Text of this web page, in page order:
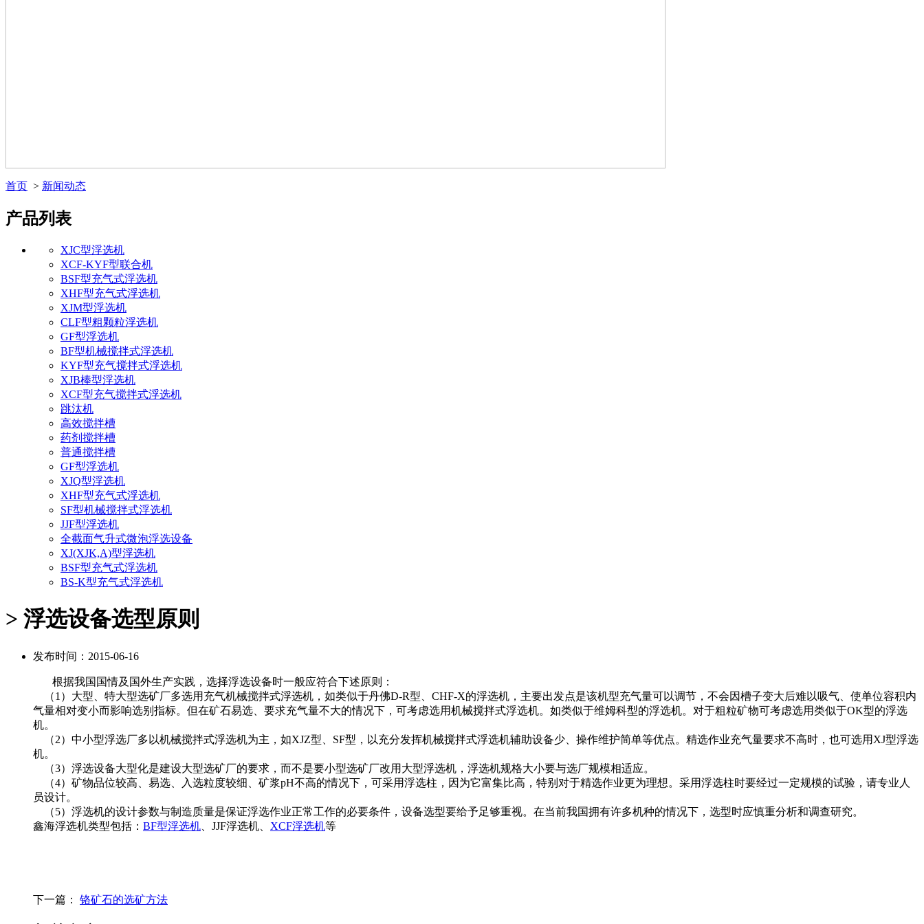
首页 > 新闻动态
产品列表
XJC型浮选机
XCF-KYF型联合机
BSF型充气式浮选机
XHF型充气式浮选机
XJM型浮选机
CLF型粗颗粒浮选机
GF型浮选机
BF型机械搅拌式浮选机
KYF型充气搅拌式浮选机
XJB棒型浮选机
XCF型充气搅拌式浮选机
跳汰机
高效搅拌槽
药剂搅拌槽
普通搅拌槽
GF型浮选机
XJQ型浮选机
XHF型充气式浮选机
SF型机械搅拌式浮选机
JJF型浮选机
全截面气升式微泡浮选设备
XJ(XJK,A)型浮选机
BSF型充气式浮选机
BS-K型充气式浮选机
> 浮选设备选型原则
发布时间：2015-06-16
根据我国国情及国外生产实践，选择浮选设备时一般应符合下述原则：
（1）大型、特大型选矿厂多选用充气机械搅拌式浮选机，如类似于丹佛D-R型、CHF-X的浮选机，主要出发点是该机型充气量可以调节，不会因槽子变大后难以吸气、使单位容积内
气量相对变小而影响选别指标。但在矿石易选、要求充气量不大的情况下，可考虑选用机械搅拌式浮选机。如类似于维姆科型的浮选机。对于粗粒矿物可考虑选用类似于OK型的浮选
机。
（2）中小型浮选厂多以机械搅拌式浮选机为主，如XJZ型、SF型，以充分发挥机械搅拌式浮选机辅助设备少、操作维护简单等优点。精选作业充气量要求不高时，也可选用XJ型浮选
机。
（3）浮选设备大型化是建设大型选矿厂的要求，而不是要小型选矿厂改用大型浮选机，浮选机规格大小要与选厂规模相适应。
（4）矿物品位较高、易选、入选粒度较细、矿浆pH不高的情况下，可采用浮选柱，因为它富集比高，特别对于精选作业更为理想。采用浮选柱时要经过一定规模的试验，请专业人
员设计。
（5）浮选机的设计参数与制造质量是保证浮选作业正常工作的必要条件，设备选型要给予足够重视。在当前我国拥有许多机种的情况下，选型时应慎重分析和调查研究。
鑫海浮选机类型包括： BF型浮选机 、JJF浮选机、 XCF浮选机等
下一篇： 铬矿石的选矿方法